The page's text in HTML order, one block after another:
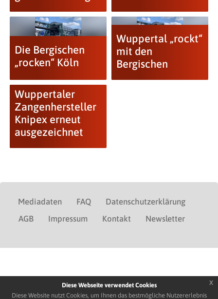
Die Bergischen
„rocken“ Köln
Wuppertal „rockt“
mit den
Bergischen
Wuppertaler
Zangenhersteller
Knipex erneut
ausgezeichnet
Mediadaten FAQ
Datenschutzerklärung
AGB
Impressum Kontakt Newsletter
Diese Webseite verwendet Cookies
Diese Website nutzt Cookies, um Ihnen das bestmögliche Nutzererlebnis
x